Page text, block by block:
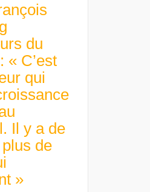
du
« C’est
qui
Il y a de
de
»